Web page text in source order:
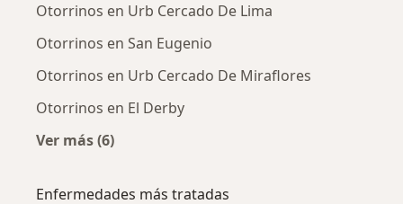
Otorrinos en Urb Cercado De Lima
Otorrinos en San Eugenio
Otorrinos en Urb Cercado De Miraflores
Otorrinos en El Derby
Ver más (6)
Enfermedades más tratadas